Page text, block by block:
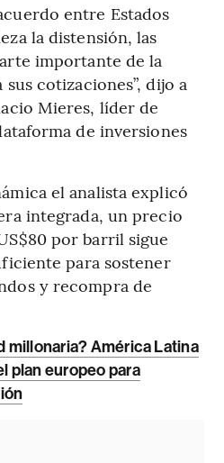
entre Estados
la distensión, las
importante de la
cotizaciones”, dijo a
Mieres, líder de
de inversiones
el analista explicó
integrada, un precio
por barril sigue
para sostener
y recompra de
millonaria? América Latina
plan europeo para